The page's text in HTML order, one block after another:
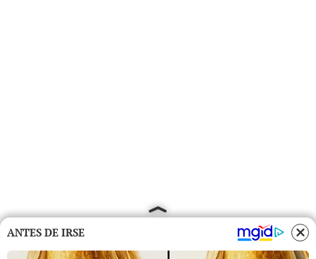
ANTES DE IRSE